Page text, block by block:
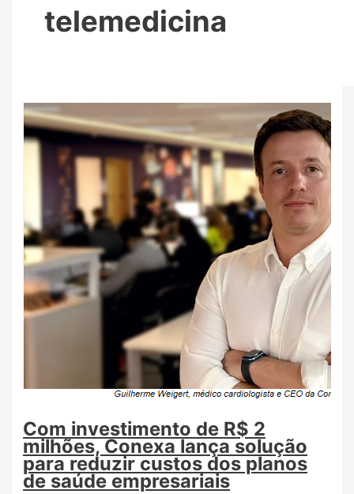
telemedicina
Com investimento de R$ 2
milhões, Conexa lança solução
para reduzir custos dos planos
de saúde empresariais